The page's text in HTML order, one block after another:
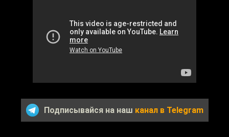
Подписывайся на наш канал в Telegram